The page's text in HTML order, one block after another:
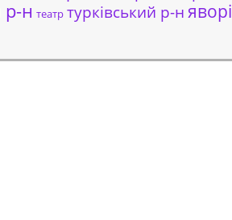
р-н театр турківський р-н